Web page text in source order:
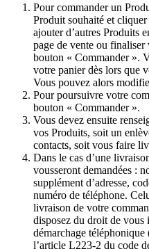
Pour commander un
Produit souhaité et
ajouter d’autres Produits
page de vente ou
bouton « Commander ».
votre panier dès lors que
Vous pouvez alors
Pour poursuivre votre
bouton « Commander ».
Vous devez ensuite
vos Produits, soit un
contacts, soit vous faire
Dans le cas d’une
vousseront demandées :
supplément d’adresse,
numéro de téléphone.
livraison de votre
disposez du droit de vous
démarchage
l’article L223-2 du code